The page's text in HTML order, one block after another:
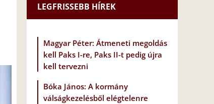
LEGFRISSEBB HÍREK
Magyar Péter: Átmeneti megoldás
kell Paks I-re, Paks II-t pedig újra
kell tervezni
Bóka János: A kormány
válságkezelésből elégtelenre